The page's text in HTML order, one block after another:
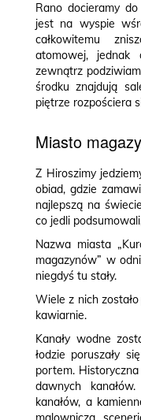
Rano docieramy
jest na wyspie
całkowitemu
atomowej,
zewnątrz
środku znajdują
piętrze rozpościera
Miasto
Z Hiroszimy
obiad, gdzie
najlepszą na
co jedli
Nazwa miasta
magazynów” w
niegdyś tu stały.
Wiele z nich
kawiarnie.
Kanały wodne
łodzie poruszały
portem.
dawnych
kanałów, a